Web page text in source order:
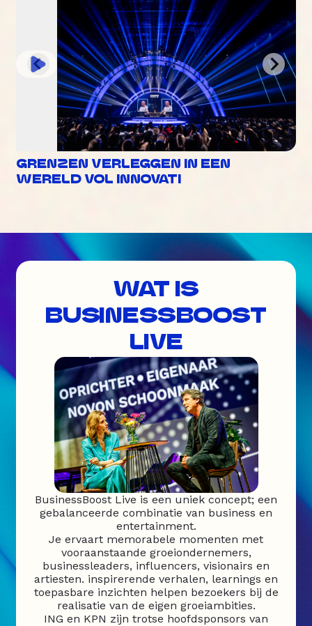
GRENZEN VERLEGGEN IN EEN
WERELD VOL INNOVATI
WAT IS
BUSINESSBOOST
LIVE
BusinessBoost Live is een uniek concept; een
gebalanceerde combinatie van business en
entertainment.
Je ervaart memorabele momenten met
vooraanstaande groeiondernemers,
businessleaders, influencers, visionairs en
artiesten. inspirerende verhalen, learnings en
toepasbare inzichten helpen bezoekers bij de
realisatie van de eigen groeiambities.
ING en KPN zijn trotse hoofdsponsors van